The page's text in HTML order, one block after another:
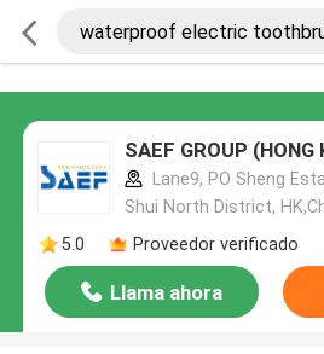
SAEF GROUP
Lane9, PO Sheng
Shui North District,
5.0
Proveedor verificado
Llama ahora